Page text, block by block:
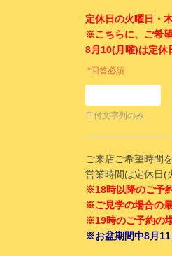
定休日の火曜日・
※こちらに、ご希
8月10(月曜)は定休
*回答必須
日付文字列のみ
ご来店ご希望時間
営業時間は定休日(
※18時以降のご予
※ご見学の場合の
※19時のご予約の
※お盆期間中8月11